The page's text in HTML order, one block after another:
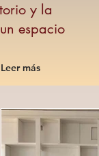
y la
espacio
Leer más